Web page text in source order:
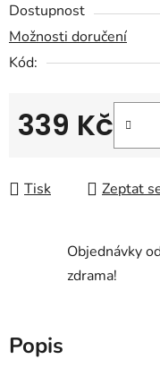
Dostupnost
Možnosti doručení
Kód:
339 Kč
Tisk Zeptat
Objednávky
zdrama!
Popis